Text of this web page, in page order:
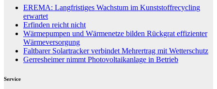
EREMA: Langfristiges Wachstum im Kunststoffrecycling
erwartet
Erfinden reicht nicht
Wärmepumpen und Wärmenetze bilden Rückgrat effizienter
Wärmeversorgung
Faltbarer Solartracker verbindet Mehrertrag mit Wetterschutz
Gerresheimer nimmt Photovoltaikanlage in Betrieb
Service